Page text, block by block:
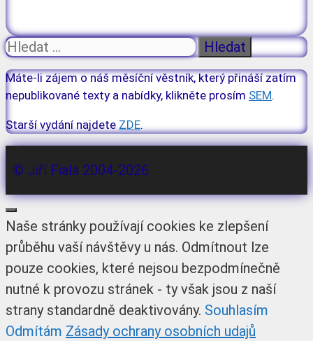
Hledat:
Máte-li zájem o náš měsíční věstník, který přináší zatím
nepublikované texty a nabídky, klikněte prosím SEM.
Starší vydání najdete ZDE.
© Jiří Fiala 2004-2026
Zavřít
Naše stránky používají cookies ke zlepšení
průběhu vaší návštěvy u nás. Odmítnout lze
pouze cookies, které nejsou bezpodmínečně
nutné k provozu stránek - ty však jsou z naší
strany standardně deaktivovány. Souhlasím
Odmítám Zásady ochrany osobních udajů